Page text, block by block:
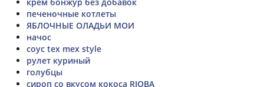
печеночные котлеты
ЯБЛОЧНЫЕ ОЛАДЬИ МОИ
начос
соус tex mex style
рулет куриный
голубцы
сироп со вкусом кокоса RIOBA